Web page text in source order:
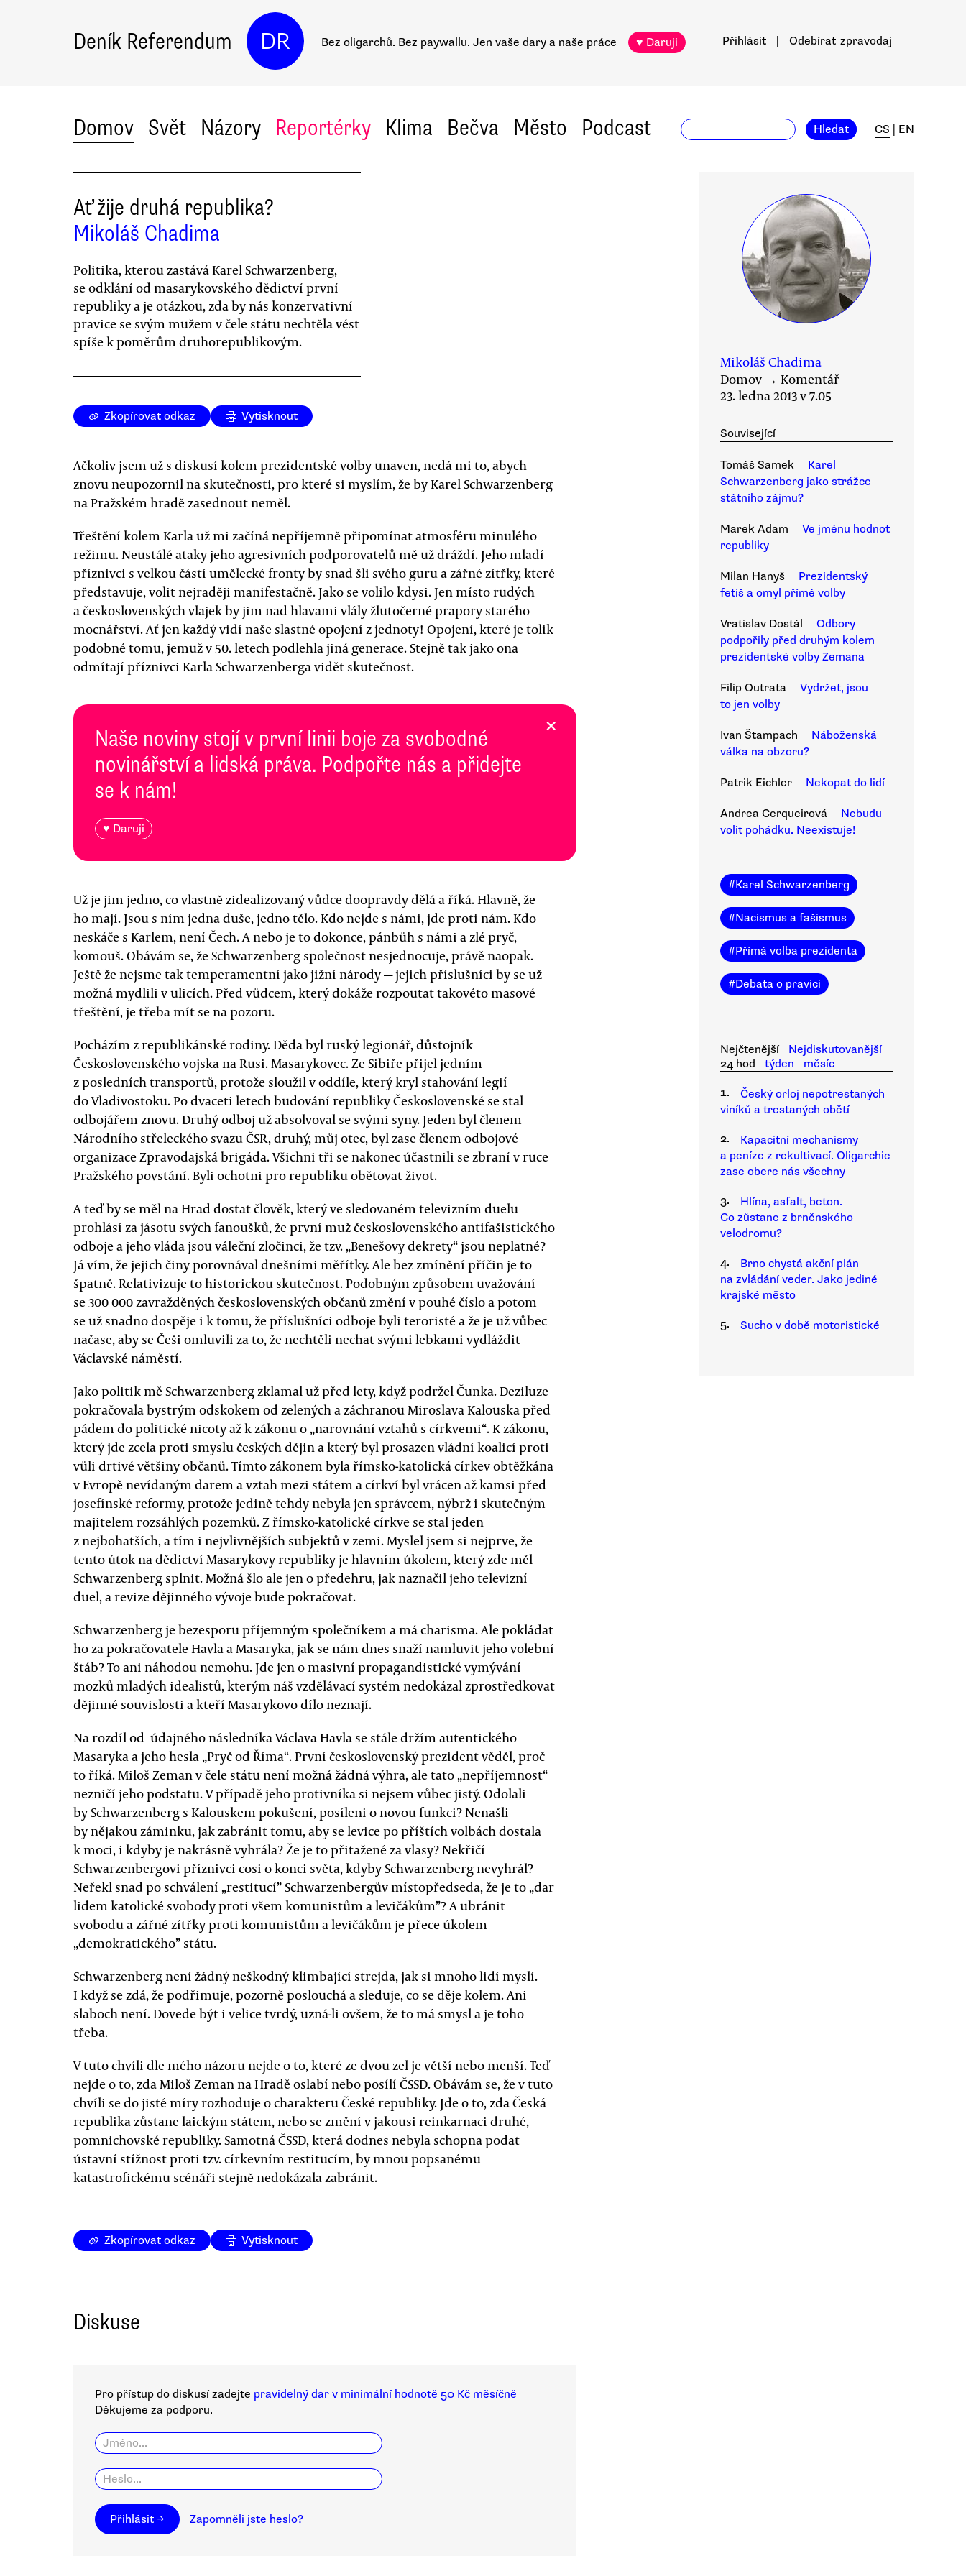
Deník Referendum DR Bez oligarchů. Bez paywallu. Jen vaše dary a naše práce ♥ Daruji Přihlásit Odebírat zpravodaj
Domov Svět Názory Reportérky Klima Bečva Město Podcast Hledat CS EN
Ať žije druhá republika?
Mikoláš Chadima
Politika, kterou zastává Karel Schwarzenberg,
se odklání od masarykovského dědictví první
republiky a je otázkou, zda by nás konzervativní
pravice se svým mužem v čele státu nechtěla vést
spíše k poměrům druhorepublikovým.
Zkopírovat odkaz Vytisknout
Ačkoliv jsem už s diskusí kolem prezidentské volby unaven, nedá mi to, abych
znovu neupozornil na skutečnosti, pro které si myslím, že by Karel Schwarzenberg
na Pražském hradě zasednout neměl.
Třeštění kolem Karla už mi začíná nepříjemně připomínat atmosféru minulého
režimu. Neustálé ataky jeho agresivních podporovatelů mě už dráždí. Jeho mladí
příznivci s velkou částí umělecké fronty by snad šli svého guru a zářné zítřky, které
představuje, volit nejraději manifestačně. Jako se volilo kdysi. Jen místo rudých
a československých vlajek by jim nad hlavami vlály žlutočerné prapory starého
mocnářství. Ať jen každý vidí naše slastné opojení z jednoty! Opojení, které je tolik
podobné tomu, jemuž v 50. letech podlehla jiná generace. Stejně tak jako ona
odmítají příznivci Karla Schwarzenberga vidět skutečnost.
Naše noviny stojí v první linii boje za svobodné
novinářství a lidská práva. Podpořte nás a přidejte
se k nám!
♥ Daruji
×
Už je jim jedno, co vlastně zidealizovaný vůdce doopravdy dělá a říká. Hlavně, že
ho mají. Jsou s ním jedna duše, jedno tělo. Kdo nejde s námi, jde proti nám. Kdo
neskáče s Karlem, není Čech. A nebo je to dokonce, pánbůh s námi a zlé pryč,
komouš. Obávám se, že Schwarzenberg společnost nesjednocuje, právě naopak.
Ještě že nejsme tak temperamentní jako jižní národy — jejich příslušníci by se už
možná mydlili v ulicích. Před vůdcem, který dokáže rozpoutat takovéto masové
třeštění, je třeba mít se na pozoru.
Pocházím z republikánské rodiny. Děda byl ruský legionář, důstojník
Československého vojska na Rusi. Masarykovec. Ze Sibiře přijel jedním
z posledních transportů, protože sloužil v oddíle, který kryl stahování legií
do Vladivostoku. Po dvaceti letech budování republiky Československé se stal
odbojářem znovu. Druhý odboj už absolvoval se svými syny. Jeden byl členem
Národního střeleckého svazu ČSR, druhý, můj otec, byl zase členem odbojové
organizace Zpravodajská brigáda. Všichni tři se nakonec účastnili se zbraní v ruce
Pražského povstání. Byli ochotni pro republiku obětovat život.
A teď by se měl na Hrad dostat člověk, který ve sledovaném televizním duelu
prohlásí za jásotu svých fanoušků, že první muž československého antifašistického
odboje a jeho vláda jsou váleční zločinci, že tzv. „Benešovy dekrety“ jsou neplatné?
Já vím, že jejich činy porovnával dnešními měřítky. Ale bez zmínění příčin je to
špatně. Relativizuje to historickou skutečnost. Podobným způsobem uvažování
se 300 000 zavražděných československých občanů změní v pouhé číslo a potom
se už snadno dospěje i k tomu, že příslušníci odboje byli teroristé a že je už vůbec
načase, aby se Češi omluvili za to, že nechtěli nechat svými lebkami vydláždit
Václavské náměstí.
Jako politik mě Schwarzenberg zklamal už před lety, když podržel Čunka. Deziluze
pokračovala bystrým odskokem od zelených a záchranou Miroslava Kalouska před
pádem do politické nicoty až k zákonu o „narovnání vztahů s církvemi“. K zákonu,
který jde zcela proti smyslu českých dějin a který byl prosazen vládní koalicí proti
vůli drtivé většiny občanů. Tímto zákonem byla římsko-katolická církev obtěžkána
v Evropě nevídaným darem a vztah mezi státem a církví byl vrácen až kamsi před
josefínské reformy, protože jedině tehdy nebyla jen správcem, nýbrž i skutečným
majitelem rozsáhlých pozemků. Z římsko-katolické církve se stal jeden
z nejbohatších, a tím i nejvlivnějších subjektů v zemi. Myslel jsem si nejprve, že
tento útok na dědictví Masarykovy republiky je hlavním úkolem, který zde měl
Schwarzenberg splnit. Možná šlo ale jen o předehru, jak naznačil jeho televizní
duel, a revize dějinného vývoje bude pokračovat.
Schwarzenberg je bezesporu příjemným společníkem a má charisma. Ale pokládat
ho za pokračovatele Havla a Masaryka, jak se nám dnes snaží namluvit jeho volební
štáb? To ani náhodou nemohu. Jde jen o masivní propagandistické vymývání
mozků mladých idealistů, kterým náš vzdělávací systém nedokázal zprostředkovat
dějinné souvislosti a kteří Masarykovo dílo neznají.
Na rozdíl od údajného následníka Václava Havla se stále držím autentického
Masaryka a jeho hesla „Pryč od Říma“. První československý prezident věděl, proč
to říká. Miloš Zeman v čele státu není možná žádná výhra, ale tato „nepříjemnost“
nezničí jeho podstatu. V případě jeho protivníka si nejsem vůbec jistý. Odolali
by Schwarzenberg s Kalouskem pokušení, posíleni o novou funkci? Nenašli
by nějakou záminku, jak zabránit tomu, aby se levice po příštích volbách dostala
k moci, i kdyby je nakrásně vyhrála? Že je to přitažené za vlasy? Nekřičí
Schwarzenbergovi příznivci cosi o konci světa, kdyby Schwarzenberg nevyhrál?
Neřekl snad po schválení „restitucí” Schwarzenbergův místopředseda, že je to „dar
lidem katolické svobody proti všem komunistům a levičákům”? A ubránit
svobodu a zářné zítřky proti komunistům a levičákům je přece úkolem
„demokratického” státu.
Schwarzenberg není žádný neškodný klimbající strejda, jak si mnoho lidí myslí.
I když se zdá, že podřimuje, pozorně poslouchá a sleduje, co se děje kolem. Ani
slaboch není. Dovede být i velice tvrdý, uzná-li ovšem, že to má smysl a je toho
třeba.
V tuto chvíli dle mého názoru nejde o to, které ze dvou zel je větší nebo menší. Teď
nejde o to, zda Miloš Zeman na Hradě oslabí nebo posílí ČSSD. Obávám se, že v tuto
chvíli se do jisté míry rozhoduje o charakteru České republiky. Jde o to, zda Česká
republika zůstane laickým státem, nebo se změní v jakousi reinkarnaci druhé,
pomnichovské republiky. Samotná ČSSD, která dodnes nebyla schopna podat
ústavní stížnost proti tzv. církevním restitucím, by mnou popsanému
katastrofickému scénáři stejně nedokázala zabránit.
Mikoláš Chadima
Domov → Komentář
23. ledna 2013 v 7.05
Související
Tomáš Samek
Karel
Schwarzenberg jako strážce
státního zájmu?
Marek Adam
Ve jménu hodnot
republiky
Milan Hanyš
Prezidentský
fetiš a omyl přímé volby
Vratislav Dostál
Odbory
podpořily před druhým kolem
prezidentské volby Zemana
Filip Outrata
Vydržet, jsou
to jen volby
Ivan Štampach
Náboženská
válka na obzoru?
Patrik Eichler Nekopat do lidí
Andrea Cerqueirová
Nebudu
volit pohádku. Neexistuje!
#Karel Schwarzenberg
#Nacismus a fašismus
#Přímá volba prezidenta
#Debata o pravici
Nejčtenější
Nejdiskutovanější
24 hod
týden
měsíc
1.
Český orloj nepotrestaných
viníků a trestaných obětí
2.
Kapacitní mechanismy
a peníze z rekultivací. Oligarchie
zase obere nás všechny
3.
Hlína, asfalt, beton.
Co zůstane z brněnského
velodromu?
4.
Brno chystá akční plán
na zvládání veder. Jako jediné
krajské město
5.
Sucho v době motoristické
Zkopírovat odkaz Vytisknout
Diskuse
Pro přístup do diskusí zadejte pravidelný dar v minimální hodnotě 50 Kč měsíčně
Děkujeme za podporu.
Přihlásit → Zapomněli jste heslo?